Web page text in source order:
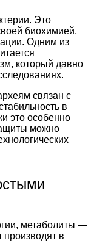
Это
биохимией,
Одним из
который давно
связан с
в
это особенно
можно
метаболиты —
в